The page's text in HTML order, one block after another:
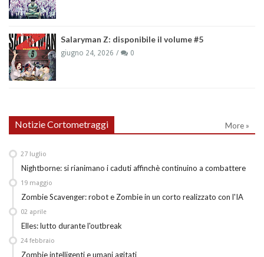
Salaryman Z: disponibile il volume #5
giugno 24, 2026 0
Notizie Cortometraggi More »
Nightborne: si rianimano i caduti affinchè continuino a combattere
27 luglio
Zombie Scavenger: robot e Zombie in un corto realizzato con l'IA
19 maggio
Elles: lutto durante l'outbreak
02 aprile
Zombie intelligenti e umani agitati
24 febbraio